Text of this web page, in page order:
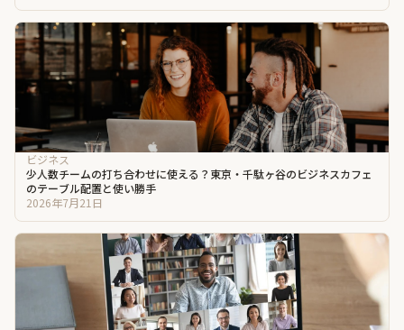
ビジネス
少人数チームの打ち合わせに使える？東京・千駄ヶ谷のビジネスカフェ
のテーブル配置と使い勝手
2026年7月21日